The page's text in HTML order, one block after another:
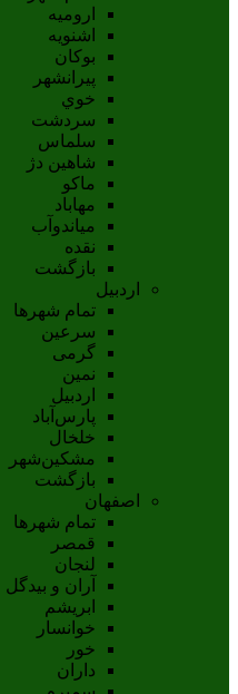
اروميه
اشنويه
بوکان
پيرانشهر
خوي
سردشت
سلماس
شاهين دژ
ماکو
مهاباد
مياندوآب
نقده
بازگشت
اردبیل
تمام شهر‌ها
سرعین
گرمی
نمین
اردبيل
پارس‌آباد
خلخال
مشکين‌شهر
بازگشت
اصفهان
تمام شهر‌ها
قمصر
لنجان
آران و بیدگل
ابریشم
خوانسار
خور
داران